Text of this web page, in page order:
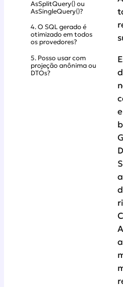
AsSplitQuery() ou
AsSingleQuery()?
4. O SQL gerado é
otimizado em todos
os provedores?
5. Posso usar com
projeção anônima ou
DTOs?